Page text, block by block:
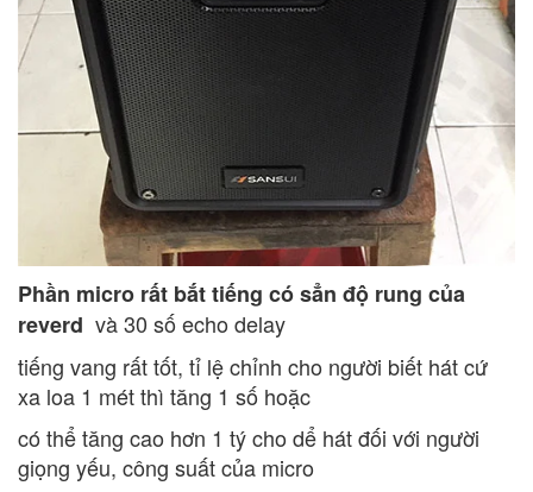
Phần micro rất bắt tiếng có sẳn độ rung của
reverd và 30 số echo delay
tiếng vang rất tốt, tỉ lệ chỉnh cho người biết hát cứ
xa loa 1 mét thì tăng 1 số hoặc
có thể tăng cao hơn 1 tý cho dể hát đối với người
giọng yếu, công suất của micro